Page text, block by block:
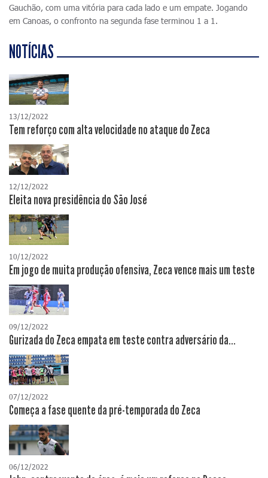
Gauchão, com uma vitória para cada lado e um empate. Jogando
em Canoas, o confronto na segunda fase terminou 1 a 1.
NOTÍCIAS
13/12/2022
Tem reforço com alta velocidade no ataque do Zeca
12/12/2022
Eleita nova presidência do São José
10/12/2022
Em jogo de muita produção ofensiva, Zeca vence mais um teste
09/12/2022
Gurizada do Zeca empata em teste contra adversário da...
07/12/2022
Começa a fase quente da pré-temporada do Zeca
06/12/2022